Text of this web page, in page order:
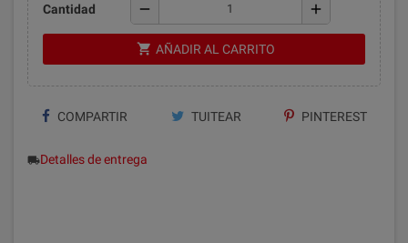
Cantidad remove add
shopping_cart AÑADIR AL CARRITO
COMPARTIR TUITEAR PINTEREST
local_shippingDetalles de entrega